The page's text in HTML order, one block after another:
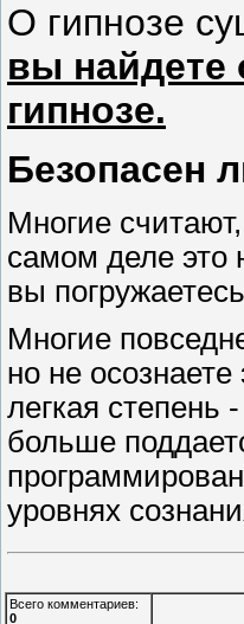
О гипнозе
вы найдете
гипнозе.
Безопасен
Многие
самом деле это
вы
Многие
но не
легкая
больше
уровнях
Всего комментариев:
0